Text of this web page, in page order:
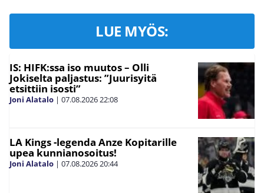
LUE MYÖS:
IS: HIFK:ssa iso muutos – Olli
Jokiselta paljastus: ”Juurisyitä
etsittiin isosti”
Joni Alatalo | 07.08.202622:08
LA Kings -legenda Anze Kopitarille
upea kunnianosoitus!
Joni Alatalo | 07.08.202620:44